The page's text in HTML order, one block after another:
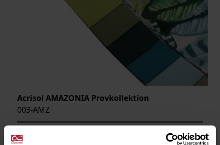
Acrisol AMAZONIA Provkollektion
003-AMZ
Saldo